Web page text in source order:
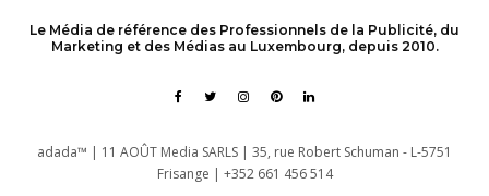
Le Média de référence des Professionnels de la Publicité, du
Marketing et des Médias au Luxembourg, depuis 2010.
adada™ | 11 AOÛT Media SARLS | 35, rue Robert Schuman - L-5751
Frisange | +352 661 456 514